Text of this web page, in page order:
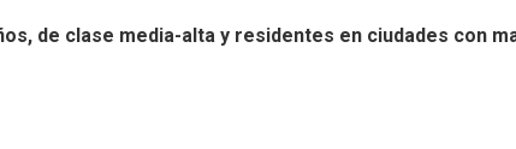
de clase media-alta y residentes en ciudades con